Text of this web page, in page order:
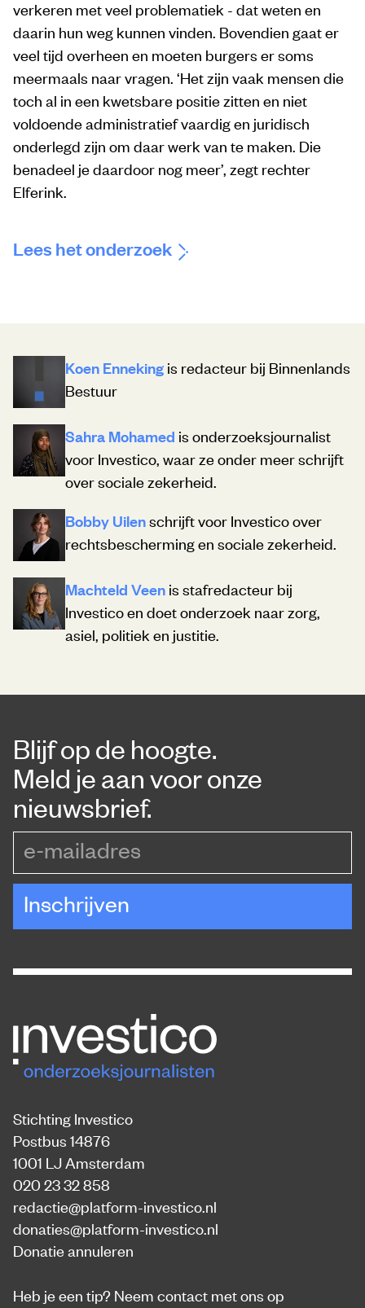
verkeren met veel problematiek - dat weten en
daarin hun weg kunnen vinden. Bovendien gaat er
veel tijd overheen en moeten burgers er soms
meermaals naar vragen. ‘Het zijn vaak mensen die
toch al in een kwetsbare positie zitten en niet
voldoende administratief vaardig en juridisch
onderlegd zijn om daar werk van te maken. Die
benadeel je daardoor nog meer’, zegt rechter
Elferink.
Lees het onderzoek
Koen Enneking is redacteur bij Binnenlands
Bestuur
Sahra Mohamed is onderzoeksjournalist
voor Investico, waar ze onder meer schrijft
over sociale zekerheid.
Bobby Uilenschrijft voor Investico over
rechtsbescherming en sociale zekerheid.
Machteld Veen is stafredacteur bij
Investico en doet onderzoek naar zorg,
asiel, politiek en justitie.
Blijf op de hoogte.
Meld je aan voor onze
nieuwsbrief.
Inschrijven
Stichting Investico
Postbus 14876
1001 LJ Amsterdam
020 23 32 858
redactie@platform-investico.nl
donaties@platform-investico.nl
Donatie annuleren
Heb je een tip? Neem contact met ons op